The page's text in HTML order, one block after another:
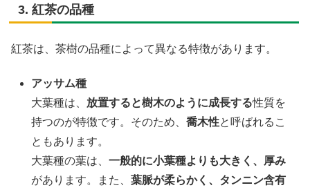
3. 紅茶の品種
紅茶は、茶樹の品種によって異なる特徴があります。
アッサム種
大葉種は、 放置すると樹木のように成長する性質を
持つのが特徴です。そのため、喬木性と呼ばれるこ
ともあります。
大葉種の葉は、一般的に小葉種よりも大きく、厚み
があります。また、葉脈が柔らかく、タンニン含有